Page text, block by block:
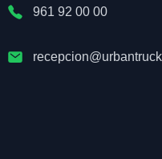
961 92 00 00